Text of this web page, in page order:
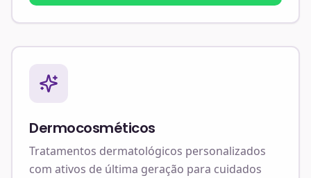
Dermocosméticos
Tratamentos dermatológicos personalizados
com ativos de última geração para cuidados